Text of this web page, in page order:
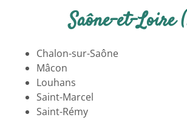
Saône-et-Loire
Chalon-sur-Saône
Mâcon
Louhans
Saint-Marcel
Saint-Rémy